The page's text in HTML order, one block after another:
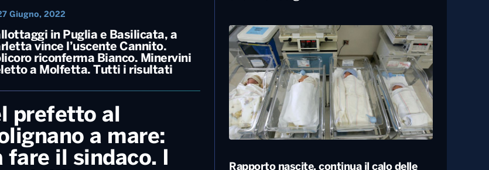
L’estate più calda di sempre, afa sino a